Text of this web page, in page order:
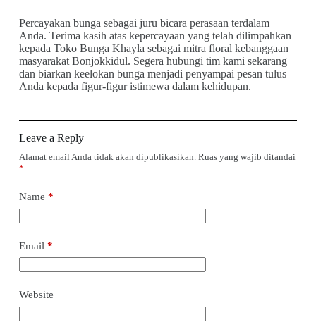
Percayakan bunga sebagai juru bicara perasaan terdalam
Anda. Terima kasih atas kepercayaan yang telah dilimpahkan
kepada Toko Bunga Khayla sebagai mitra floral kebanggaan
masyarakat Bonjokkidul. Segera hubungi tim kami sekarang
dan biarkan keelokan bunga menjadi penyampai pesan tulus
Anda kepada figur-figur istimewa dalam kehidupan.
Leave a Reply
Alamat email Anda tidak akan dipublikasikan. Ruas yang wajib ditandai
*
Name *
Email *
Website